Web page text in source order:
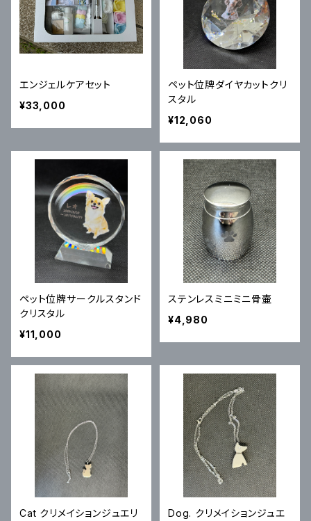
エンジェルケアセット
¥33,000
ペット位牌ダイヤカットクリ
スタル
¥12,060
ペット位牌サークルスタンド
クリスタル
¥11,000
ステンレスミニミニ骨壷
¥4,980
Cat クリメイションジュエリ
Dog. クリメイションジュエ